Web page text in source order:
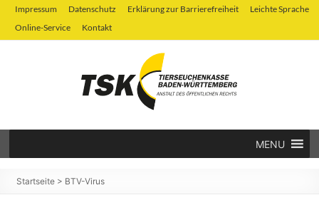
Zum
Inhalt
springen
Impressum Datenschutz Erklärung zur Barrierefreiheit
Leichte Sprache
Online-Service
Kontakt
Tierseuchenkasse
Baden-
MENU
Startseite > BTV-Virus